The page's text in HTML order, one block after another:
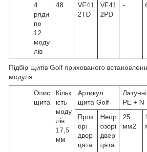
4
ряди
по
12
моду
лів
48
VF41
2TD
VF41
2PD
-
Підбір щитів Golf прихованого
модуля
Опис
щита
Кільк
ість
моду
лів
17,5
мм
Артикул
щита Golf
PE + N
Проз
орі
двер
цята
Непр
озорі
двер
цята
25
мм2